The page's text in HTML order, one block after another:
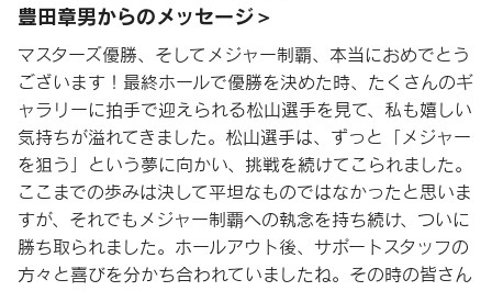
豊田章男からのメッセージ
マスターズ優勝、そしてメジャー制覇、本当におめでとう
ございます！最終ホールで優勝を決めた時、たくさんのギ
ャラリーに拍手で迎えられる松山選手を見て、私も嬉しい
気持ちが溢れてきました。松山選手は、ずっと「メジャー
を狙う」という夢に向かい、挑戦を続けてこられました。
ここまでの歩みは決して平坦なものではなかったと思いま
すが、それでもメジャー制覇への執念を持ち続け、ついに
勝ち取られました。ホールアウト後、サポートスタッフの
方々と喜びを分かち合われていましたね。その時の皆さん